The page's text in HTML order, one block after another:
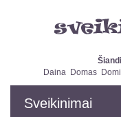
Daina Domas
Sveikinimai